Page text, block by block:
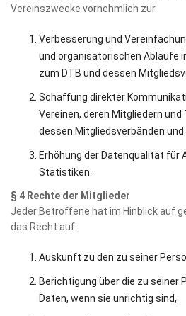
Vereinszwecke vornehmlich zur
Verbesserung und
und organisatorischen Abläufe
zum DTB und dessen
Schaffung direkter
Vereinen, deren Mitgliedern und
dessen Mitgliedsverbänden und
Erhöhung der Datenqualität für
Statistiken.
§ 4 Rechte der Mitglieder
Jeder Betroffene hat im Hinblick auf
das Recht auf:
Auskunft zu den zu seiner
Berichtigung über die zu seiner
Daten, wenn sie unrichtig sind,